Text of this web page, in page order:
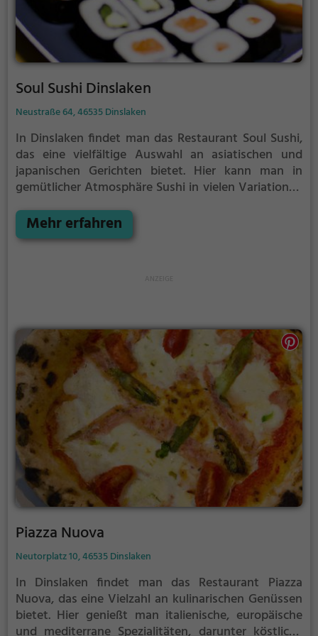
Soul Sushi Dinslaken
Neustraße 64, 46535 Dinslaken
In Dinslaken findet man das Restaurant Soul Sushi,
das eine vielfältige Auswahl an asiatischen und
japanischen Gerichten bietet. Hier kann man in
gemütlicher Atmosphäre Sushi in vielen Variationen
kommen hier auf ihre Kosten, denn das Angebot an
gesunden und fleischlosen Gerichten ist groß. Die
unbedingt besuchen. Es erwartet einen ein echtes
Geschmackserlebnis!
Mehr erfahren
Piazza Nuova
Neutorplatz 10, 46535 Dinslaken
In Dinslaken findet man das Restaurant Piazza
Nuova, das eine Vielzahl an kulinarischen Genüssen
bietet. Hier genießt man italienische, europäische
und mediterrane Spezialitäten, darunter köstliche